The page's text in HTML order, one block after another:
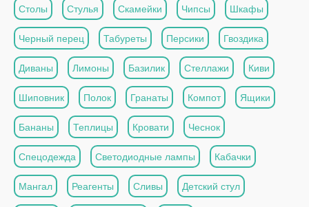
Столы Стулья Скамейки Чипсы Шкафы
Черный перец Табуреты Персики Гвоздика
Диваны Лимоны Базилик Стеллажи Киви
Шиповник Полок Гранаты Компот Ящики
Бананы Теплицы Кровати Чеснок
Спецодежда Светодиодные лампы Кабачки
Мангал Реагенты Сливы Детский стул